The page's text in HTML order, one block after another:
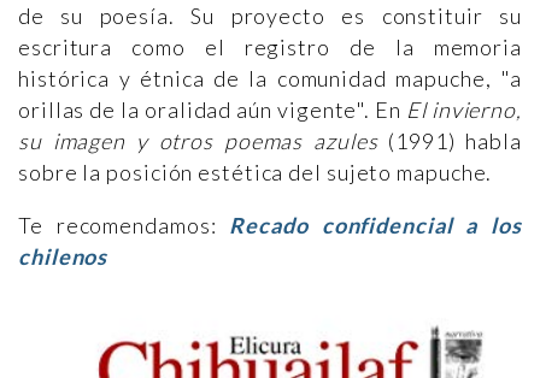
de su poesía. Su proyecto es constituir su
escritura como el registro de la memoria
histórica y étnica de la comunidad mapuche, "a
orillas de la oralidad aún vigente". En El invierno,
su imagen y otros poemas azules(1991) habla
sobre la posición estética del sujeto mapuche.
Te recomendamos: Recado confidencial a los
chilenos